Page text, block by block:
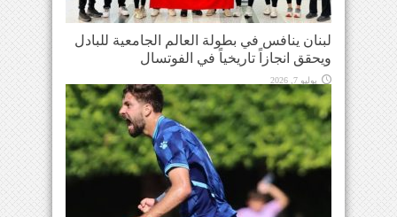
لبنان ينافس في بطولة العالم الجامعية للبادل
ويحقق انجازاً تاريخياً في الفوتسال
يوليو 7, 2026